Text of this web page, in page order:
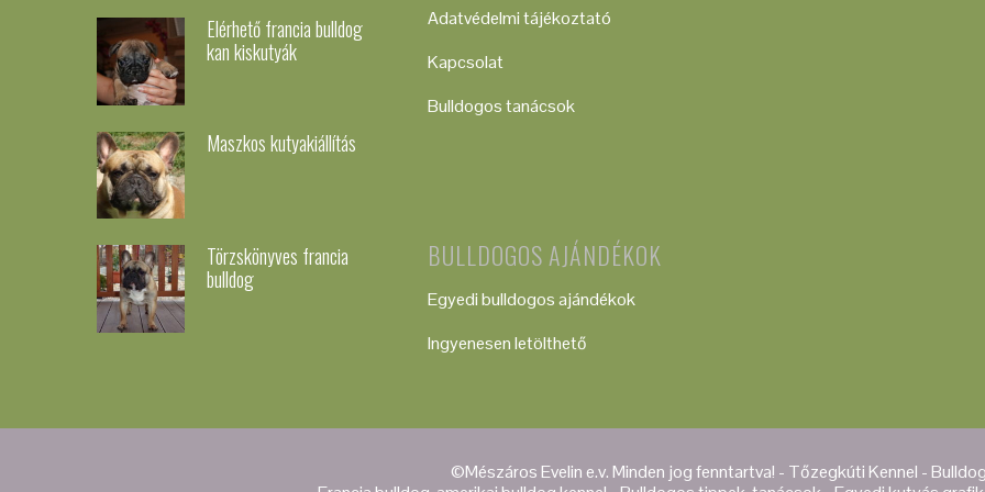
Elérhető francia bulldog
kan kiskutyák
Maszkos kutyakiállítás
Törzskönyves francia
bulldog
Adatvédelmi tájékoztató
Kapcsolat
Bulldogos tanácsok
BULLDOGOS AJÁNDÉKOK
Egyedi bulldogos ajándékok
Ingyenesen letölthető
©Mészáros Evelin e.v. Minden jog fenntartva! - Tőzegkúti Kennel -